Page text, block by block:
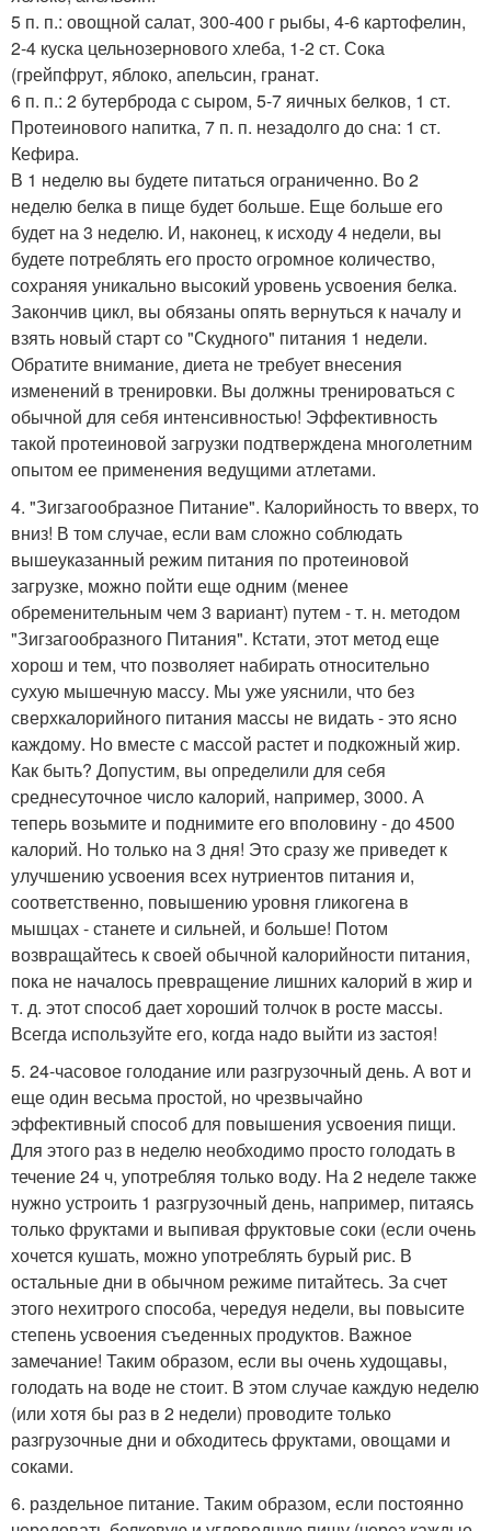
5 п. п.: овощной салат, 300-400 г рыбы, 4-6 картофелин,
2-4 куска цельнозернового хлеба, 1-2 ст. Сока
(грейпфрут, яблоко, апельсин, гранат.
6 п. п.: 2 бутерброда с сыром, 5-7 яичных белков, 1 ст.
Протеинового напитка, 7 п. п. незадолго до сна: 1 ст.
Кефира.
В 1 неделю вы будете питаться ограниченно. Во 2
неделю белка в пище будет больше. Еще больше его
будет на 3 неделю. И, наконец, к исходу 4 недели, вы
будете потреблять его просто огромное количество,
сохраняя уникально высокий уровень усвоения белка.
Закончив цикл, вы обязаны опять вернуться к началу и
взять новый старт со "Скудного" питания 1 недели.
Обратите внимание, диета не требует внесения
изменений в тренировки. Вы должны тренироваться с
обычной для себя интенсивностью! Эффективность
такой протеиновой загрузки подтверждена многолетним
опытом ее применения ведущими атлетами.
4. "Зигзагообразное Питание". Калорийность то вверх, то
вниз! В том случае, если вам сложно соблюдать
вышеуказанный режим питания по протеиновой
загрузке, можно пойти еще одним (менее
обременительным чем 3 вариант) путем - т. н. методом
"Зигзагообразного Питания". Кстати, этот метод еще
хорош и тем, что позволяет набирать относительно
сухую мышечную массу. Мы уже уяснили, что без
сверхкалорийного питания массы не видать - это ясно
каждому. Но вместе с массой растет и подкожный жир.
Как быть? Допустим, вы определили для себя
среднесуточное число калорий, например, 3000. А
теперь возьмите и поднимите его вполовину - до 4500
калорий. Но только на 3 дня! Это сразу же приведет к
улучшению усвоения всех нутриентов питания и,
соответственно, повышению уровня гликогена в
мышцах - станете и сильней, и больше! Потом
возвращайтесь к своей обычной калорийности питания,
пока не началось превращение лишних калорий в жир и
т. д. этот способ дает хороший толчок в росте массы.
Всегда используйте его, когда надо выйти из застоя!
5. 24-часовое голодание или разгрузочный день. А вот и
еще один весьма простой, но чрезвычайно
эффективный способ для повышения усвоения пищи.
Для этого раз в неделю необходимо просто голодать в
течение 24 ч, употребляя только воду. На 2 неделе также
нужно устроить 1 разгрузочный день, например, питаясь
только фруктами и выпивая фруктовые соки (если очень
хочется кушать, можно употреблять бурый рис. В
остальные дни в обычном режиме питайтесь. За счет
этого нехитрого способа, чередуя недели, вы повысите
степень усвоения съеденных продуктов. Важное
замечание! Таким образом, если вы очень худощавы,
голодать на воде не стоит. В этом случае каждую неделю
(или хотя бы раз в 2 недели) проводите только
разгрузочные дни и обходитесь фруктами, овощами и
соками.
6. раздельное питание. Таким образом, если постоянно